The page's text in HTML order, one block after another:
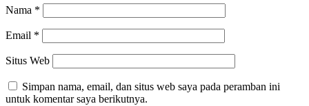
Nama *
Email *
Situs Web
Simpan nama, email, dan situs web saya pada peramban ini
untuk komentar saya berikutnya.